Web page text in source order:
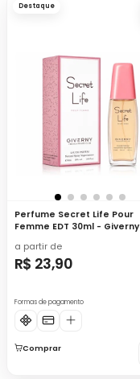
Destaque
Perfume Secret Life Pour
Femme EDT 30ml - Giverny
a partir de
R$ 23,90
Formas de pagamento
Comprar